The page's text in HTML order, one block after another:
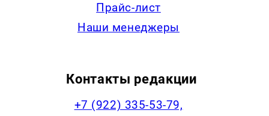
Прайс-лист
Наши менеджеры
Контакты редакции
+7 (922) 335-53-79,